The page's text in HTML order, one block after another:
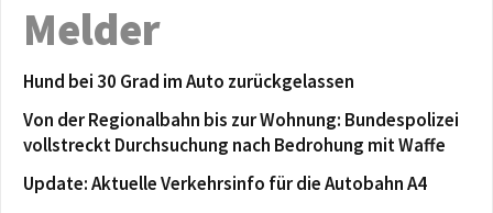
Melder
Hund bei 30 Grad im Auto zurückgelassen
Von der Regionalbahn bis zur Wohnung: Bundespolizei
vollstreckt Durchsuchung nach Bedrohung mit Waffe
Update: Aktuelle Verkehrsinfo für die Autobahn A4